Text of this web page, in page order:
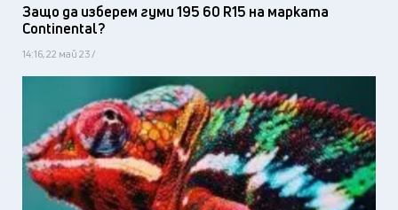
Защо да изберем гуми 195 60 R15 на марката
Continental?
14:16, 22 май 23 /